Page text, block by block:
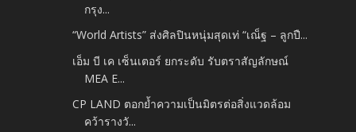
กรุง...
“World Artists” ส่งศิลปินหนุ่มสุดเท่ “เณ็ฐ – ลูกปื...
เอ็ม บี เค เซ็นเตอร์ ยกระดับ รับตราสัญลักษณ์
MEA E...
CP LAND ตอกย้ำความเป็นมิตรต่อสิ่งแวดล้อม
คว้ารางวั...